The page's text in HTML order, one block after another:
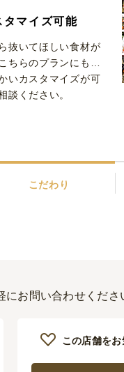
タマイズ可能
抜いてほしい食材が
ちらのプランにも…
いカスタマイズが可
談ください。
こだわり
にお問い合わせくださ
この店舗を